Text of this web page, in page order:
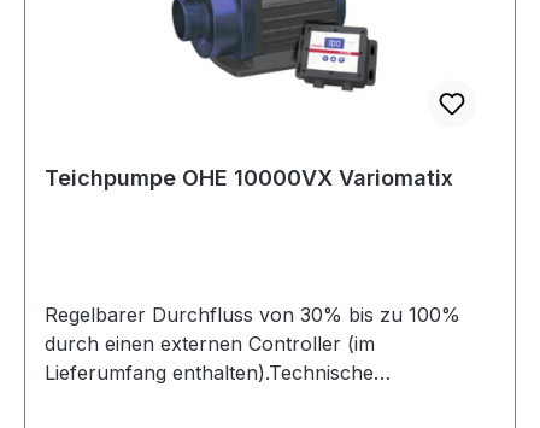
Teichpumpe OHE 10000VX Variomatix
Regelbarer Durchfluss von 30% bis zu 100%
durch einen externen Controller (im
Lieferumfang enthalten).Technische